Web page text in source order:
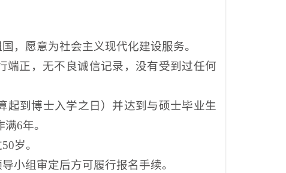
，愿意为社会主义现代化建设服务。
端正，无不良诚信记录，没有受到过任何
起到博士入学之日）并达到与硕士毕业生
满6年。
50岁。
小组审定后方可履行报名手续。